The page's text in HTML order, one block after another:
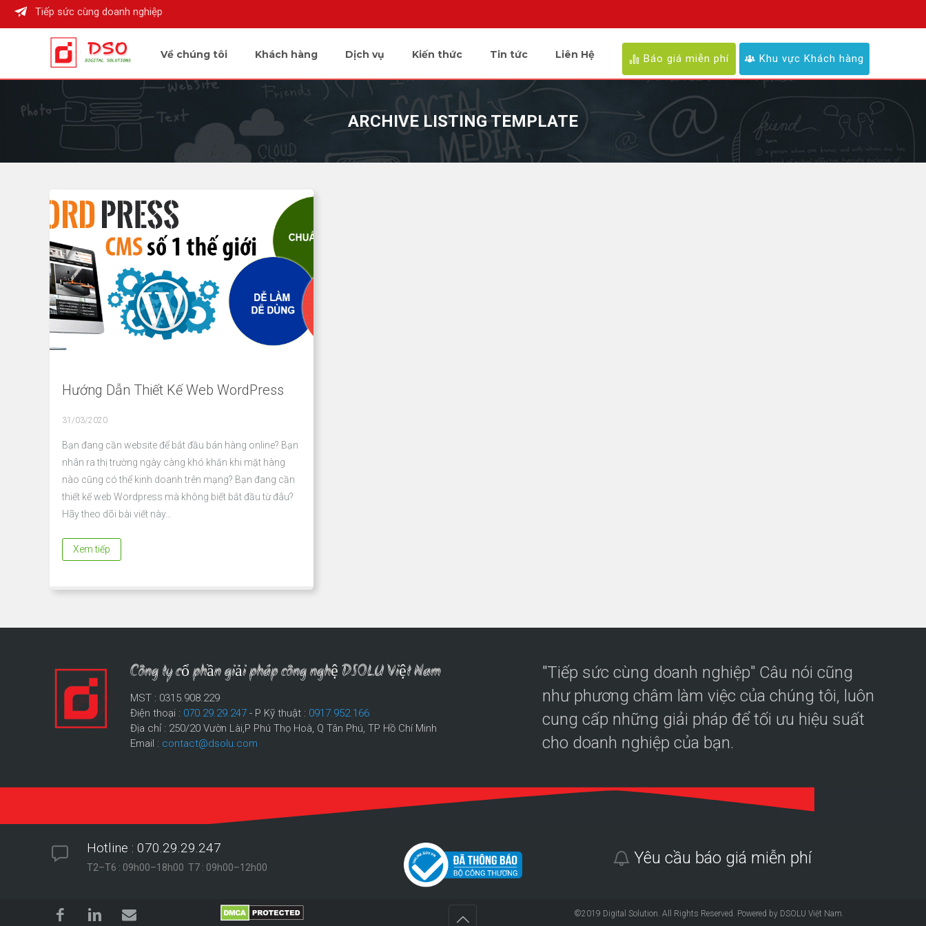
Tiếp sức cùng doanh nghiệp
Về chúng tôi Khách hàng Dịch vụ Kiến thức Tin tức Liên Hệ Báo giá miễn phí Khu vực Khách hàng
ARCHIVE LISTING TEMPLATE
Hướng Dẫn Thiết Kế Web WordPress
31/03/2020
Bạn đang cần website để bắt đầu bán hàng online? Bạn
nhân ra thị trường ngày càng khó khăn khi mặt hàng
nào cũng có thể kinh doanh trên mạng? Bạn đang cần
thiết kế web Wordpress mà không biết bắt đầu từ đâu?
Hãy theo dõi bài viết này…
Xem tiếp
Công ty cổ phần giải pháp công nghệ DSOLU Việt Nam
MST : 0315.908.229
Điện thoại : 070.29.29.247 - P Kỹ thuật : 0917.952.166
Địa chỉ : 250/20 Vườn Lài,P Phú Thọ Hoà, Q Tân Phú, TP Hồ Chí Minh
Email : contact@dsolu.com
"Tiếp sức cùng doanh nghiệp" Câu nói cũng
như phương châm làm việc của chúng tôi, luôn
cung cấp những giải pháp để tối ưu hiệu suất
cho doanh nghiệp của bạn.
Hotline : 070.29.29.247
T2–T6 : 09h00–18h00 T7 : 09h00–12h00 Yêu cầu báo giá miễn phí
©2019 Digital Solution. All Rights Reserved. Powered by DSOLU Việt Nam.